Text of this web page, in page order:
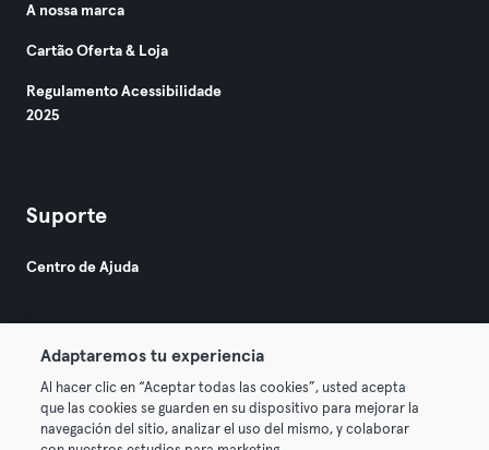
A nossa marca
Cartão Oferta & Loja
Regulamento Acessibilidade
2025
Suporte
Centro de Ajuda
© 2026 Urban Sports Group GmbH. All rights reserved.
Adaptaremos tu experiencia
Al hacer clic en “Aceptar todas las cookies”, usted acepta
que las cookies se guarden en su dispositivo para mejorar la
navegación del sitio, analizar el uso del mismo, y colaborar